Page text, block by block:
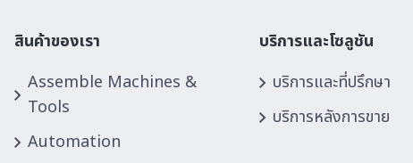
MST(0)
Nachi(0)
สินค้าของเรา
Assemble Machines &
Tools
Automation
บริการและโซลูชัน
บริการและที่ปรึกษา
บริการหลังการขาย